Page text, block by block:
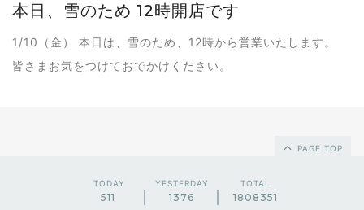
本日、雪のため 12時開店です
1/10（金） 本日は、雪のため、12時から営業いたします。
皆さまお気をつけておでかけください。
PAGE TOP
TODAY
511
YESTERDAY
1376
TOTAL
1808351